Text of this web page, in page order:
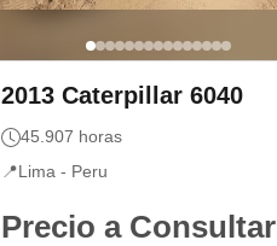
2013 Caterpillar 6040
45.907 horas
📍Lima - Peru
Precio a Consultar